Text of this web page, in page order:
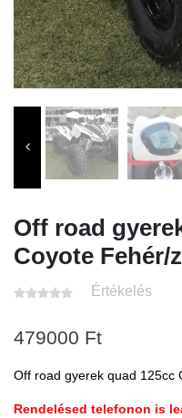
Off road
Coyote Fehér/
Értékelés
479000 Ft
Off road gyerek quad 125cc
Rendelésed telefonon is